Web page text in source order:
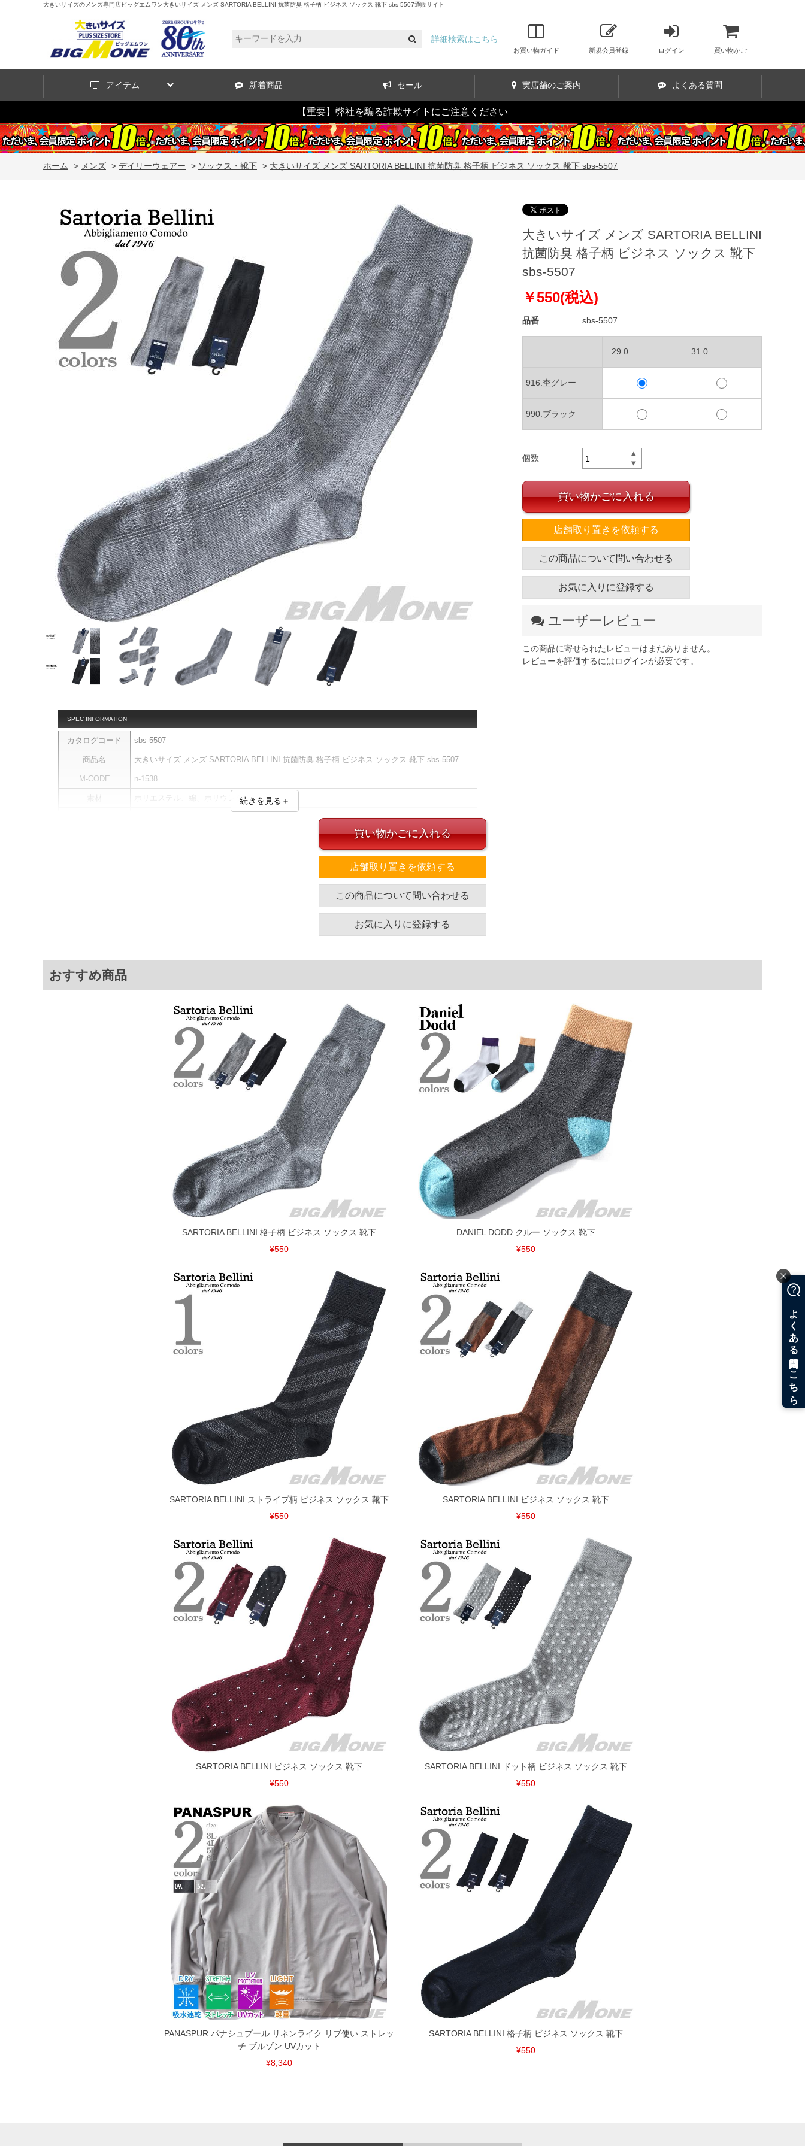
大きいサイズのメンズ専門店ビッグエムワン大きいサイズ メンズ SARTORIA BELLINI 抗菌防臭 格子柄 ビジネス ソックス 靴下 sbs-5507通販サイト
詳細検索はこちら
お買い物ガイド 新規会員登録 ログイン 買い物かご
アイテム 新着商品 セール 実店舗のご案内 よくある質問
【重要】弊社を騙る詐欺サイトにご注意ください
ホーム > メンズ > デイリーウェアー > ソックス・靴下 > 大きいサイズ メンズ SARTORIA BELLINI 抗菌防臭 格子柄 ビジネス ソックス 靴下 sbs-5507
SPEC INFORMATION
カタログコード sbs-5507
商品名 大きいサイズ メンズ SARTORIA BELLINI 抗菌防臭 格子柄 ビジネス ソックス 靴下 sbs-5507
M-CODE n-1538
ポリエステル、綿、ポリウレタン
対応サイズ
30～32
単位はcm
※商品によって若干のサイズの誤差がございます。また、お客様がご使用の環境（コンピュータ画
面）によって、商品の色味が若干異なる場合がございます。予めご了承ください。
※上記サイズが実際の商品に付いているタグのサイズ表記と異なる場合があります。お取り扱い前に
商品付属タグの記載もご確認下さい。
※当店での掲載商品は、実店鋪と在庫を共用しておりますので店頭での売り違い、店舗からのお取り
寄せ等により、お客様にご迷惑をお掛けしてしまう場合がございます。そのようなことがない様最大
限に努めておりますが、もしあった場合速やかにご連絡させて頂きますので予めご了承ください。
※【ボトムの裾上げをご希望の場合】
裾上げ料金は500円+税となります。
備考欄に股下●cmとご記入下さい。（裾上げ無料対象商品は1本につき税込6,000円以上の品が対象。
1本5,999円以下の商品は有料（500円+税）となります。）
出荷まで約1週間～20日間程お時間を頂く場合がございます。
尚、裾上げした商品は返品・交換不可となりますので、予めご了承下さい。
一部、お直しに対応出来ない商品がございます。(例：裾にファスナーや調節ひもが付いている、極
返品交換希望の方は、商品到着後1週間以内にご連絡ください。
下着(肌着)やワイシャツは商品の性質上、返品交換不可とさせて頂いております。予めご了承くださ
続きを見る＋
大きいサイズ メンズ SARTORIA BELLINI
抗菌防臭 格子柄 ビジネス ソックス 靴下
sbs-5507
￥550(税込)
品番 sbs-5507
29.0 31.0
916.杢グレー
990.ブラック
個数
買い物かごに入れる
店舗取り置きを依頼する
この商品について問い合わせる
お気に入りに登録する
ユーザーレビュー
この商品に寄せられたレビューはまだありません。
レビューを評価するにはログインが必要です。
買い物かごに入れる
店舗取り置きを依頼する
この商品について問い合わせる
お気に入りに登録する
おすすめ商品
SARTORIA BELLINI 格子柄 ビジネス ソックス 靴下
¥550
DANIEL DODD クルー ソックス 靴下
¥550
SARTORIA BELLINI ストライプ柄 ビジネス ソックス 靴下
¥550
SARTORIA BELLINI ビジネス ソックス 靴下
¥550
SARTORIA BELLINI ビジネス ソックス 靴下
¥550
SARTORIA BELLINI ドット柄 ビジネス ソックス 靴下
¥550
PANASPUR パナシュプール リネンライク リブ使い ストレッ
チ ブルゾン UVカット
¥8,340
SARTORIA BELLINI 格子柄 ビジネス ソックス 靴下
¥550